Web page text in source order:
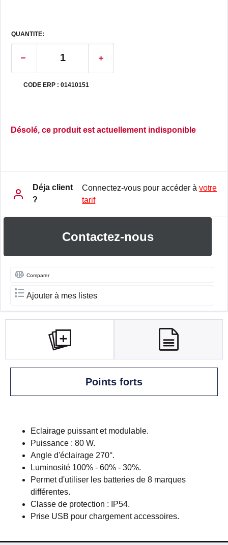
QUANTITE:
CODE ERP : 01410151
Désolé, ce produit est actuellement indisponible
Déja client
?
Connectez-vous pour accéder àvotre
tarif
Contactez-nous
Comparer
Ajouter à mes listes
Points forts
Eclairage puissant et modulable.
Puissance : 80 W.
Angle d'éclairage 270°.
Luminosité 100% - 60% - 30%.
Permet d'utiliser les batteries de 8 marques
différentes.
Classe de protection : IP54.
Prise USB pour chargement accessoires.